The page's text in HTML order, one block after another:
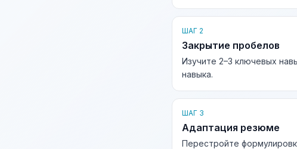
ШАГ 2
Закрытие пробелов
Изучите 2–3 ключевых
навыка.
ШАГ 3
Адаптация резюме
Перестройте